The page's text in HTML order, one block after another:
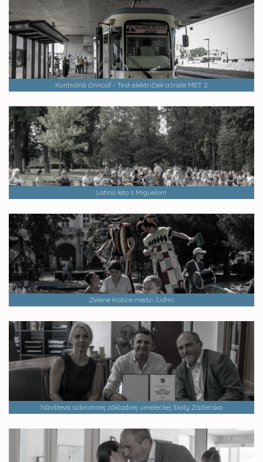
Kontrolná činnosť - Test električiek a trate MET 2
Latino leto s Miguelom
Zelené Košice medzi ľuďmi
Návšteva súkromnej základnej umeleckej školy Zádielska